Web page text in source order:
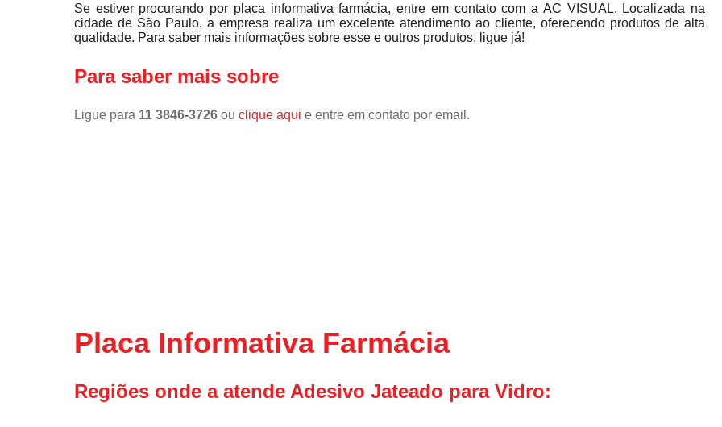
Se estiver procurando por placa informativa farmácia, entre em contato com a AC VISUAL. Localizada na
cidade de São Paulo, a empresa realiza um excelente atendimento ao cliente, oferecendo produtos de alta
qualidade. Para saber mais informações sobre esse e outros produtos, ligue já!
Para saber mais sobre
Ligue para 11 3846-3726 ou clique aqui e entre em contato por email.
Placa Informativa Farmácia
Regiões onde a atende Adesivo Jateado para Vidro: